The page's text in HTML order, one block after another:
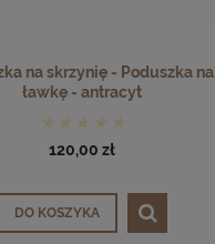
na skrzynię - Poduszka na
ławkę - antracyt
120,00 zł
DO KOSZYKA